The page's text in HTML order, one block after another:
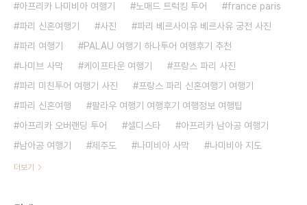
아프리카 나미비아 여행기
노매드 트럭킹 투어
france paris
파리 신혼여행기
사진
파리 베르사이유 베르사유 궁전 사진
파리 여행기
PALAU 여행기 하나투어 여행후기 추천
나미브 사막
케이프타운 여행기
프랑스 파리 사진
파리 미친투어 여행기 사진
프랑스 파리 신혼여행기 여행기
파리 신혼여행
팔라우 여행기 여행후기 여행정보 여행팁
아프리카 오버랜딩 투어
셀디스타
아프리카 남아공 여행기
남아공 여행기
제주도 나미비아 사막 나미비아 지도
더보기